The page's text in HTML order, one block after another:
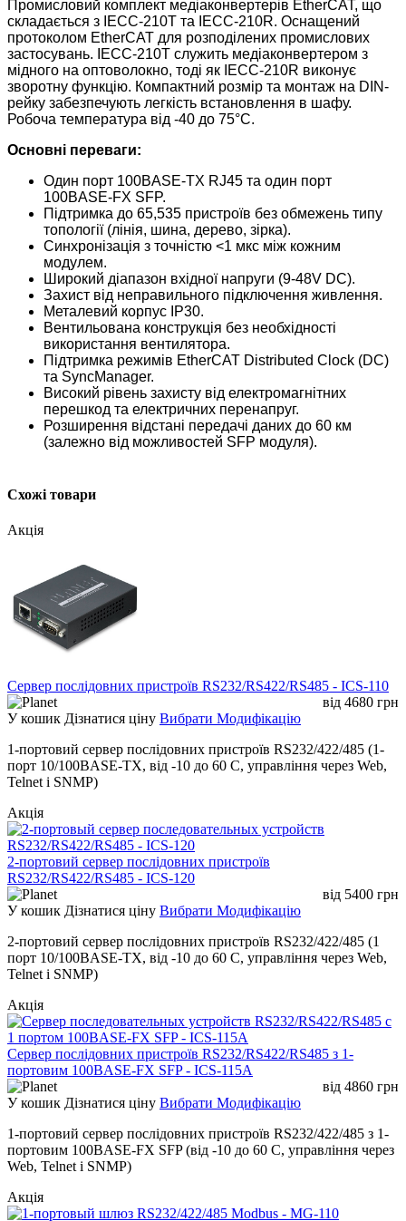
Промисловий комплект медіаконвертерів EtherCAT, що
складається з IECC-210T та IECC-210R. Оснащений
протоколом EtherCAT для розподілених промислових
застосувань. IECC-210T служить медіаконвертером з
мідного на оптоволокно, тоді як IECC-210R виконує
зворотну функцію. Компактний розмір та монтаж на DIN-
рейку забезпечують легкість встановлення в шафу.
Робоча температура від -40 до 75°C.
Основні переваги:
Один порт 100BASE-TX RJ45 та один порт
100BASE-FX SFP.
Підтримка до 65,535 пристроїв без обмежень типу
топології (лінія, шина, дерево, зірка).
Синхронізація з точністю <1 мкс між кожним
модулем.
Широкий діапазон вхідної напруги (9-48V DC).
Захист від неправильного підключення живлення.
Металевий корпус IP30.
Вентильована конструкція без необхідності
використання вентилятора.
Підтримка режимів EtherCAT Distributed Clock (DC)
та SyncManager.
Високий рівень захисту від електромагнітних
перешкод та електричних перенапруг.
Розширення відстані передачі даних до 60 км
(залежно від можливостей SFP модуля).
Схожі товари
Акція
Сервер послідовних пристроїв RS232/RS422/RS485 - ICS-110
від 4680 грн
У кошик Дізнатися ціну Вибрати Модифікацію
1-портовий сервер послідовних пристроїв RS232/422/485 (1-
порт 10/100BASE-TX, від -10 до 60 C, управління через Web,
Telnet і SNMP)
Акція
2-портовий сервер послідовних пристроїв
RS232/RS422/RS485 - ICS-120
від 5400 грн
У кошик Дізнатися ціну Вибрати Модифікацію
2-портовий сервер послідовних пристроїв RS232/422/485 (1
порт 10/100BASE-TX, від -10 до 60 C, управління через Web,
Telnet і SNMP)
Акція
Сервер послідовних пристроїв RS232/RS422/RS485 з 1-
портовим 100BASE-FX SFP - ICS-115A
від 4860 грн
У кошик Дізнатися ціну Вибрати Модифікацію
1-портовий сервер послідовних пристроїв RS232/422/485 з 1-
портовим 100BASE-FX SFP (від -10 до 60 C, управління через
Web, Telnet і SNMP)
Акція